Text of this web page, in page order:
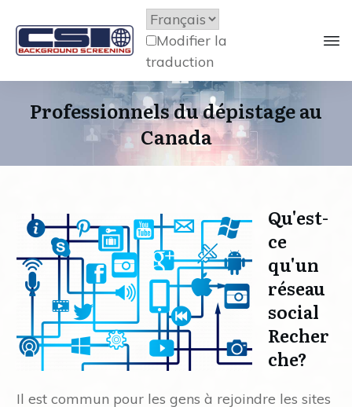
Modifier la
traduction
Professionnels du dépistage au
Canada
Qu'est-
ce
qu'un
réseau
social
Recher
che?
Il est commun pour les gens à rejoindre les sites